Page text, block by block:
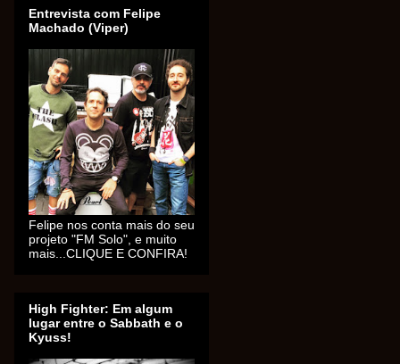
Entrevista com Felipe
Machado (Viper)
Felipe nos conta mais do seu
projeto "FM Solo", e muito
mais...CLIQUE E CONFIRA!
High Fighter: Em algum
lugar entre o Sabbath e o
Kyuss!